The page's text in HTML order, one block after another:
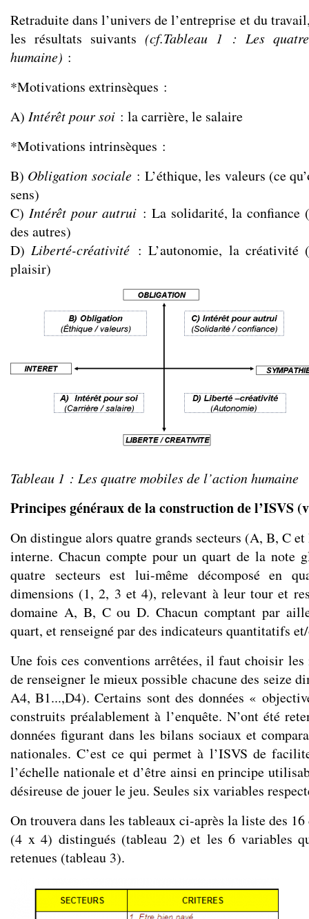
Retraduite dans l’univers de l’entreprise et du
les résultats suivants (cf.Tableau 1 : Les
humaine) :
*Motivations extrinsèques :
A) Intérêt pour soi : la carrière, le salaire
*Motivations intrinsèques :
B) Obligation sociale: L’éthique, les valeurs (ce
sens)
C) Intérêt pour autrui: La solidarité, la confiance
des autres)
D)Liberté-créativité : L’autonomie, la créativité
plaisir)
Tableau 1 : Les quatre mobiles de l’action humaine
Principes généraux de la construction de l’ISVS
On distingue alors quatre grands secteurs (A, B, C
interne. Chacun compte pour un quart de la note
quatre secteurs est lui-même décomposé en
dimensions (1, 2, 3 et 4), relevant à leur tour et
domaine A, B, C ou D. Chacun comptant par
quart, et renseigné par des indicateurs quantitatifs
Une fois ces conventions arrêtées, il faut choisir
de renseigner le mieux possible chacune des seize
A4, B1...,D4). Certains sont des données «
construits préalablement à l’enquête. N’ont été
données figurant dans les bilans sociaux et
nationales. C’est ce qui permet à l’ISVS de
l’échelle nationale et d’être ainsi en principe
désireuse de jouer le jeu. Seules six variables
On trouvera dans les tableaux ci-après la liste des
(4 x 4) distingués (tableau 2) et les 6 variables
retenues (tableau 3).